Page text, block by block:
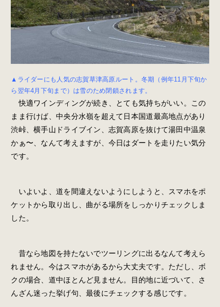
▲ライダーにも人気の志賀草津高原ルート。冬期（例年11月下旬か
ら翌年4月下旬まで）は雪のため閉鎖されます。
快適ワインディングが続き、とても気持ちがいい。この
まま行けば、中央分水嶺を超えて日本国道最高地点があり
渋峠、横手山ドライブイン、志賀高原を抜けて湯田中温泉
かぁ〜、なんて考えますが、今日はダートを走りたい気分
です。
いよいよ、道を間違えないようにしようと、スマホをポ
ケットから取り出し、曲がる場所をしっかりチェックしま
した。
昔なら地図を持たないでツーリングに出るなんて考えら
れません。今はスマホがあるから大丈夫です。ただし、ボ
クの場合、道中ほとんど見ません。目的地に近づいて、さ
んざん迷った挙げ句、最後にチェックする感じです。